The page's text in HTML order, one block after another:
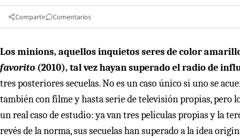
Compartir Comentarios
Los minions, aquellos inquietos seres de color
favorito (2010), tal vez hayan superado el radio de
tres posteriores secuelas. No es un caso único si uno se
también con filme y hasta serie de televisión propias, pero
un real caso de estudio: ya van tres películas propias y la
revés de la norma, sus secuelas han superado a la idea